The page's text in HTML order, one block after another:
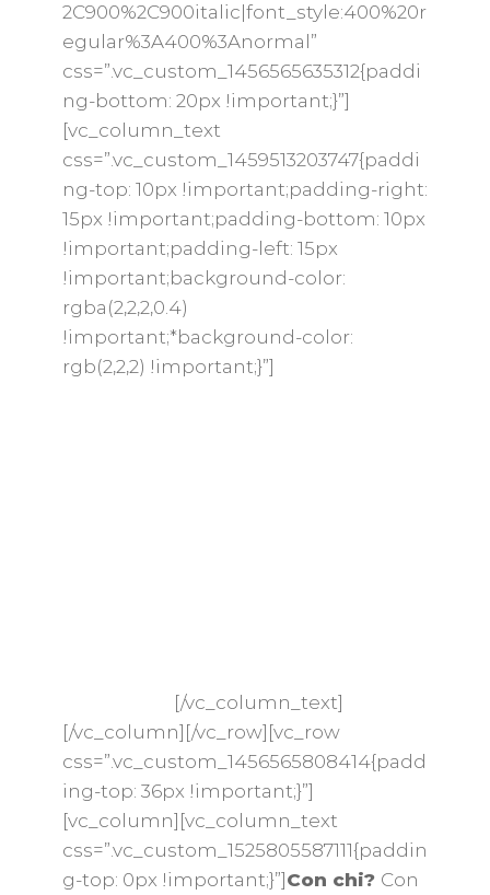
2C900%2C900italic|font_style:400%20r
egular%3A400%3Anormal”
css=”.vc_custom_1456565635312{paddi
ng-bottom: 20px !important;}”]
[vc_column_text
css=”.vc_custom_1459513203747{paddi
ng-top: 10px !important;padding-right:
15px !important;padding-bottom: 10px
!important;padding-left: 15px
!important;background-color:
rgba(2,2,2,0.4)
!important;*background-color:
rgb(2,2,2) !important;}”]
[/vc_column_text]
[/vc_column][/vc_row][vc_row
css=”.vc_custom_1456565808414{padd
ing-top: 36px !important;}”]
[vc_column][vc_column_text
css=”.vc_custom_1525805587111{paddin
g-top: 0px !important;}”] Con chi? Con